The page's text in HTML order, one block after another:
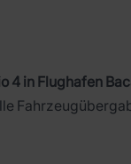
4 in Flughafen